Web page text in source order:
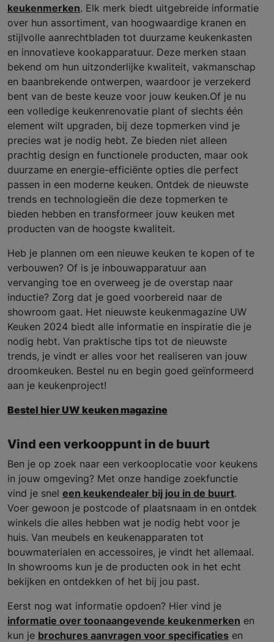
keukenmerken. Elk merk biedt uitgebreide informatie
over hun assortiment, van hoogwaardige kranen en
stijlvolle aanrechtbladen tot duurzame keukenkasten
en innovatieve kookapparatuur. Deze merken staan
bekend om hun uitzonderlijke kwaliteit, vakmanschap
en baanbrekende ontwerpen, waardoor je verzekerd
bent van de beste keuze voor jouw keuken.Of je nu
een volledige keukenrenovatie plant of slechts één
element wilt upgraden, bij deze topmerken vind je
precies wat je nodig hebt. Ze bieden niet alleen
prachtig design en functionele producten, maar ook
duurzame en energie-efficiënte opties die perfect
passen in een moderne keuken. Ontdek de nieuwste
trends en technologieën die deze topmerken te
bieden hebben en transformeer jouw keuken met
producten van de hoogste kwaliteit.
Heb je plannen om een nieuwe keuken te kopen of te
verbouwen? Of is je inbouwapparatuur aan
vervanging toe en overweeg je de overstap naar
inductie? Zorg dat je goed voorbereid naar de
showroom gaat. Het nieuwste keukenmagazine UW
Keuken 2024 biedt alle informatie en inspiratie die je
nodig hebt. Van praktische tips tot de nieuwste
trends, je vindt er alles voor het realiseren van jouw
droomkeuken. Bestel nu en begin goed geïnformeerd
aan je keukenproject!
Bestel hier UW keuken magazine
Vind een verkooppunt in de buurt
Ben je op zoek naar een verkooplocatie voor keukens
in jouw omgeving? Met onze handige zoekfunctie
vind je snel een keukendealer bij jou in de buurt.
Voer gewoon je postcode of plaatsnaam in en ontdek
winkels die alles hebben wat je nodig hebt voor je
huis. Van meubels en keukenapparaten tot
bouwmaterialen en accessoires, je vindt het allemaal.
In showrooms kun je de producten ook in het echt
bekijken en ontdekken of het bij jou past.
Eerst nog wat informatie opdoen? Hier vind je
informatie over toonaangevende keukenmerken en
kun je brochures aanvragen voor specificaties en